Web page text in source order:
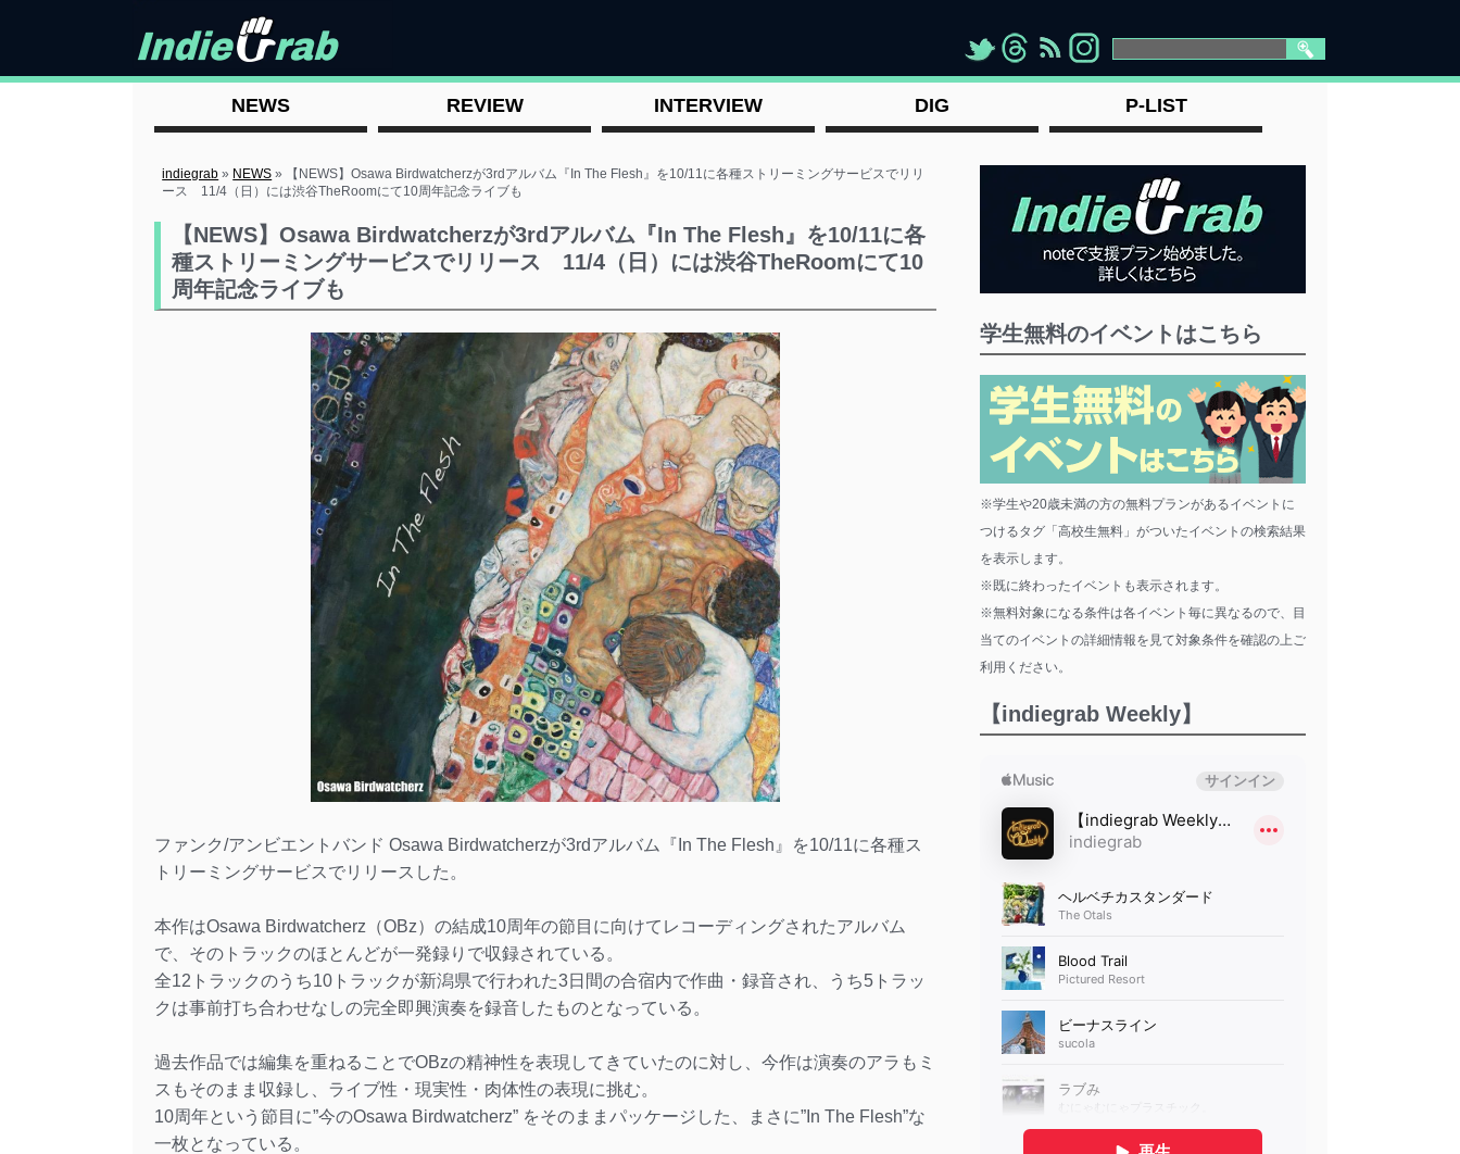
"> "> "> " >
NEWS REVIEW INTERVIEW DIG P-LIST
indiegrab » NEWS »
【NEWS】Osawa Birdwatcherzが3rdアルバム『In The Flesh』を10/11に各種ストリーミングサービスでリリ
ース 11/4（日）には渋谷TheRoomにて10周年記念ライブも
【NEWS】Osawa Birdwatcherzが3rdアルバム『In The Flesh』を10/11に各
種ストリーミングサービスでリリース 11/4（日）には渋谷TheRoomにて10
周年記念ライブも
ファンク/アンビエントバンド Osawa Birdwatcherzが3rdアルバム『In The Flesh』を10/11に各種ス
トリーミングサービスでリリースした。
本作はOsawa Birdwatcherz（OBz）の結成10周年の節目に向けてレコーディングされたアルバム
で、そのトラックのほとんどが一発録りで収録されている。
全12トラックのうち10トラックが新潟県で行われた3日間の合宿内で作曲・録音され、うち5トラッ
クは事前打ち合わせなしの完全即興演奏を録音したものとなっている。
過去作品では編集を重ねることでOBzの精神性を表現してきていたのに対し、今作は演奏のアラもミ
スもそのまま収録し、ライブ性・現実性・肉体性の表現に挑む。
10周年という節目に”今のOsawa Birdwatcherz” をそのままパッケージした、まさに”In The Flesh”な
一枚となっている。
学生無料のイベントはこちら
※学生や20歳未満の方の無料プランがあるイベントに
つけるタグ「高校生無料」がついたイベントの検索結果
を表示します。
※既に終わったイベントも表示されます。
※無料対象になる条件は各イベント毎に異なるので、目
当てのイベントの詳細情報を見て対象条件を確認の上ご
利用ください。
【indiegrab Weekly】